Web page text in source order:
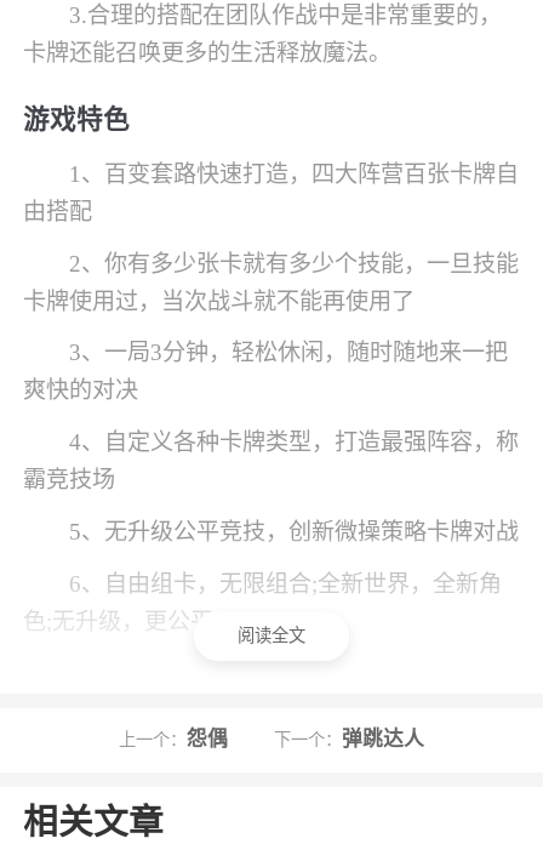
3.合理的搭配在团队作战中是非常重要的，
卡牌还能召唤更多的生活释放魔法。
游戏特色
1、百变套路快速打造，四大阵营百张卡牌自
由搭配
2、你有多少张卡就有多少个技能，一旦技能
卡牌使用过，当次战斗就不能再使用了
3、一局3分钟，轻松休闲，随时随地来一把
爽快的对决
4、自定义各种卡牌类型，打造最强阵容，称
霸竞技场
5、无升级公平竞技，创新微操策略卡牌对战
6、自由组卡，无限组合;全新世界，全新角
色;无升级，更公平
1、精致游戏场景打造，丰富的英雄可以选
队，与其他玩家进行对战，3分钟一局的游戏模式
阅读全文
上一个： 怨偶 下一个： 弹跳达人
相关文章